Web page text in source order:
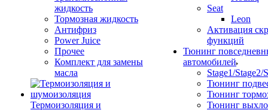
жидкость
Тормозная жидкость
Антифриз
Power Juice
Прочее
Комплект для замены
масла
Термоизоляция и
Seat
Leon
Активация
функций
Тюнинг
автомобилей
Stage1/Stage2/
Тюнинг
Тюнинг
Тюнинг